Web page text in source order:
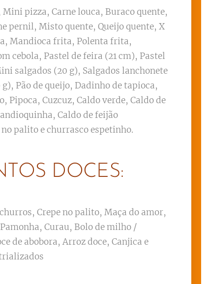
pizza, Carne louca, Buraco quente,
pernil, Misto quente, Queijo quente, X
Mandioca frita, Polenta frita,
cebola, Pastel de feira (21 cm), Pastel
salgados (20 g), Salgados lanchonete
g), Pão de queijo, Dadinho de tapioca,
Pipoca, Cuzcuz, Caldo verde, Caldo de
Caldo de feijão
palito e churrasco espetinho.
DOCES:
Crepe no palito, Maça do amor,
Curau, Bolo de milho /
de abobora, Arroz doce, Canjica e